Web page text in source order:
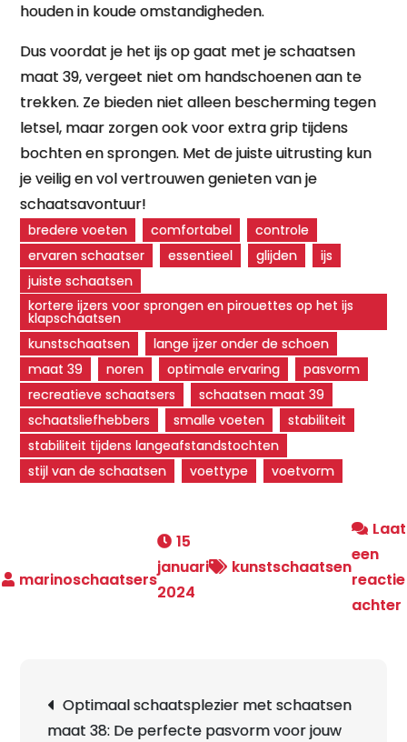
houden in koude omstandigheden.
Dus voordat je het ijs op gaat met je schaatsen
maat 39, vergeet niet om handschoenen aan te
trekken. Ze bieden niet alleen bescherming tegen
letsel, maar zorgen ook voor extra grip tijdens
bochten en sprongen. Met de juiste uitrusting kun
je veilig en vol vertrouwen genieten van je
schaatsavontuur!
bredere voeten comfortabel
controle
ervaren schaatser
essentieel glijden
ijs
juiste schaatsen
kortere ijzers voor sprongen en pirouettes op het ijs
klapschaatsen
kunstschaatsen
lange ijzer onder de schoen
maat 39
noren optimale ervaring
pasvorm
recreatieve schaatsers
schaatsen maat 39
schaatsliefhebbers
smalle voeten
stabiliteit
stabiliteit tijdens langeafstandstochten
stijl van de schaatsen
voettype voetvorm
15
januari
2024
kunstschaatsen
Laat
een
reactie
achter
Optimaal schaatsplezier met schaatsen
maat 38: De perfecte pasvorm voor jouw